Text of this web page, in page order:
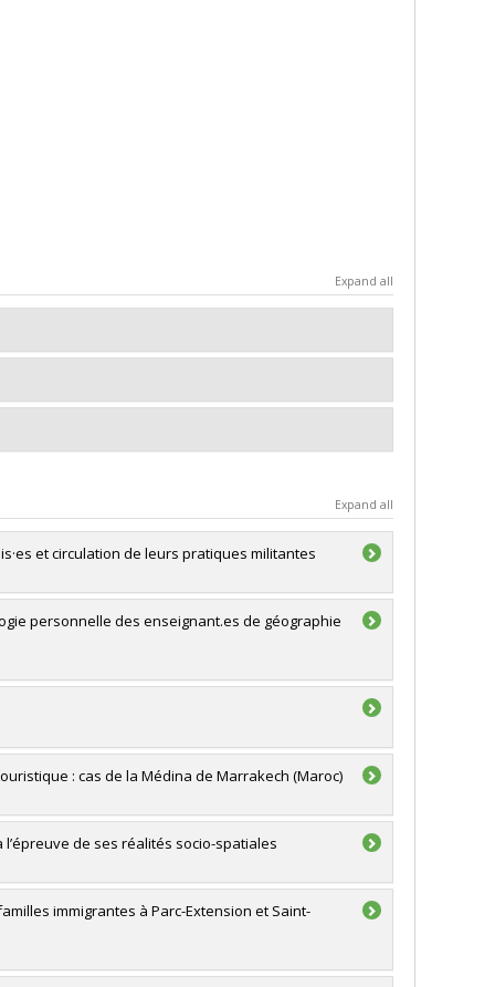
Expand all
Expand all
et circulation de leurs pratiques militantes
personnelle des enseignant.es de géographie
: cas de la Médina de Marrakech (Maroc)
de ses réalités socio-spatiales
immigrantes à Parc-Extension et Saint-